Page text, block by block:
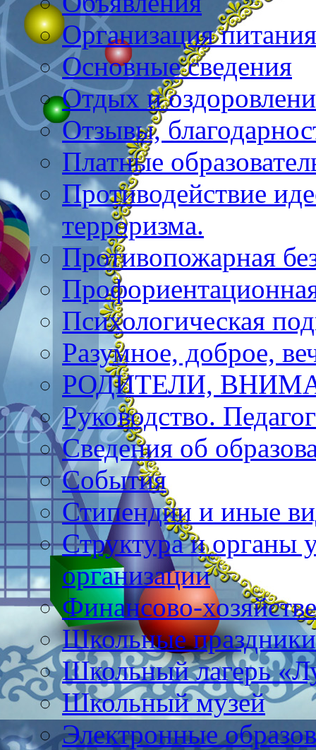
Организация питания
Основные сведения
Отдых и
Отзывы,
Платные
Противодействие
терроризма.
Противопожарная
Психологическая
Разумное, доброе,
РОДИТЕЛИ,
Руководство.
Сведения об
События
Стипендии и иные
Структура и органы
организации
Финансово-
Школьные праздники
Школьный лагерь
Школьный музей
Электронные